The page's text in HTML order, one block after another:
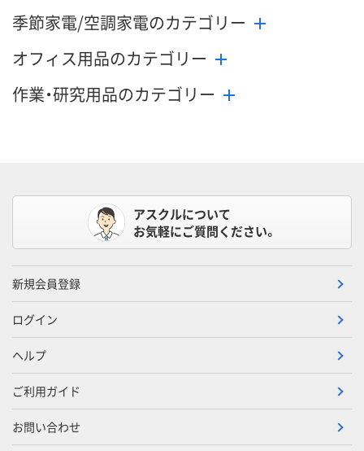
季節家電/空調家電のカテゴリー
オフィス用品のカテゴリー
作業・研究用品のカテゴリー
アスクルについて
お気軽にご質問ください。
新規会員登録
ログイン
ヘルプ
ご利用ガイド
お問い合わせ